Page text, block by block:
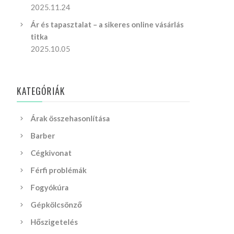
2025.11.24
Ár és tapasztalat – a sikeres online vásárlás
titka
2025.10.05
KATEGÓRIÁK
Árak összehasonlítása
Barber
Cégkivonat
Férfi problémák
Fogyókúra
Gépkölcsönző
Hőszigetelés